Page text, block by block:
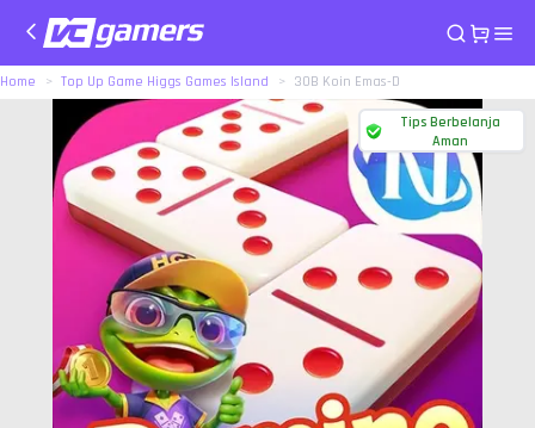
Home Top Up Game Higgs Games Island 30B Koin Emas-D
Tips Berbelanja
Aman